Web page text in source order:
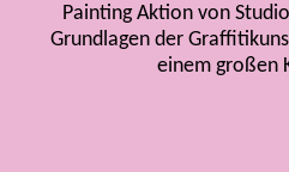
Painting Aktion von
Grundlagen der
einem großen